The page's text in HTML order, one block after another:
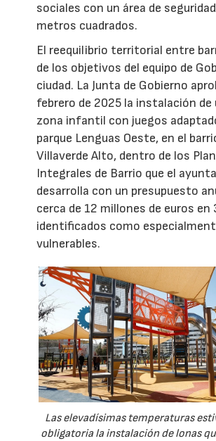
sociales con un área de
metros cuadrados.
El reequilibrio territorial entre
de los objetivos del equipo de
ciudad. La Junta de Gobierno
febrero de 2025 la instalación de
zona infantil con juegos
parque Lenguas Oeste, en el
Villaverde Alto, dentro de los
Integrales de Barrio que el
desarrolla con un presupuesto
cerca de 12 millones de euros en
identificados como
vulnerables.
Las elevadísimas temperaturas
obligatoria la instalación de lonas